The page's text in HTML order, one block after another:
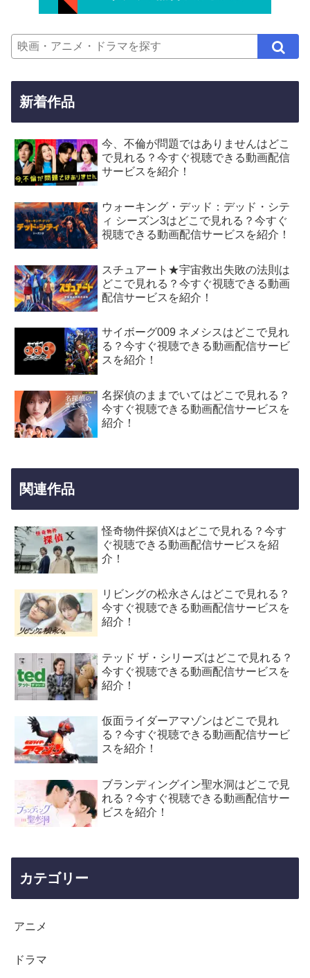
新着作品
今、不倫が問題ではありませんはどこ
で見れる？今すぐ視聴できる動画配信
サービスを紹介！
ウォーキング・デッド：デッド・シテ
ィ シーズン3はどこで見れる？今すぐ
視聴できる動画配信サービスを紹介！
スチュアート★宇宙救出失敗の法則は
どこで見れる？今すぐ視聴できる動画
配信サービスを紹介！
サイボーグ009 ネメシスはどこで見れ
る？今すぐ視聴できる動画配信サービ
スを紹介！
名探偵のままでいてはどこで見れる？
今すぐ視聴できる動画配信サービスを
紹介！
関連作品
怪奇物件探偵Xはどこで見れる？今す
ぐ視聴できる動画配信サービスを紹
介！
リビングの松永さんはどこで見れる？
今すぐ視聴できる動画配信サービスを
紹介！
テッド ザ・シリーズはどこで見れる？
今すぐ視聴できる動画配信サービスを
紹介！
仮面ライダーアマゾンはどこで見れ
る？今すぐ視聴できる動画配信サービ
スを紹介！
ブランディングイン聖水洞はどこで見
れる？今すぐ視聴できる動画配信サー
ビスを紹介！
カテゴリー
アニメ
ドラマ